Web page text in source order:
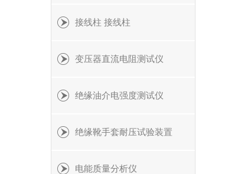
接线柱 接线柱
变压器直流电阻测试仪
绝缘油介电强度测试仪
绝缘靴手套耐压试验装置
电能质量分析仪